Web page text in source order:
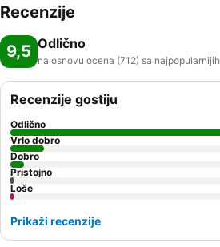
Recenzije
9,5 Odlično
na osnovu ocena (712) sa najpopularnijih
Recenzije gostiju
Odlično
Vrlo dobro
Dobro
Pristojno
Loše
Prikaži recenzije